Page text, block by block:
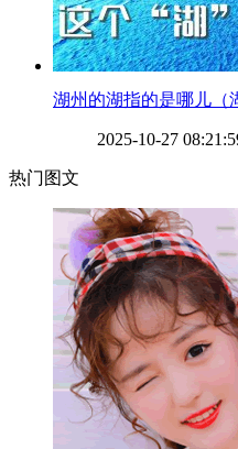
湖州的湖指的是哪儿（
2025-10-27
热门图文